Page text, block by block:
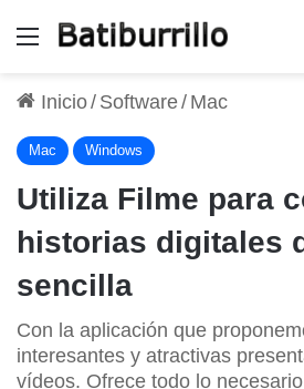
Menú
Inicio/ Software/ Mac
Mac Windows
Utiliza Filme para
historias digitales
sencilla
Con la aplicación que
interesantes y atractivas
vídeos. Ofrece todo lo